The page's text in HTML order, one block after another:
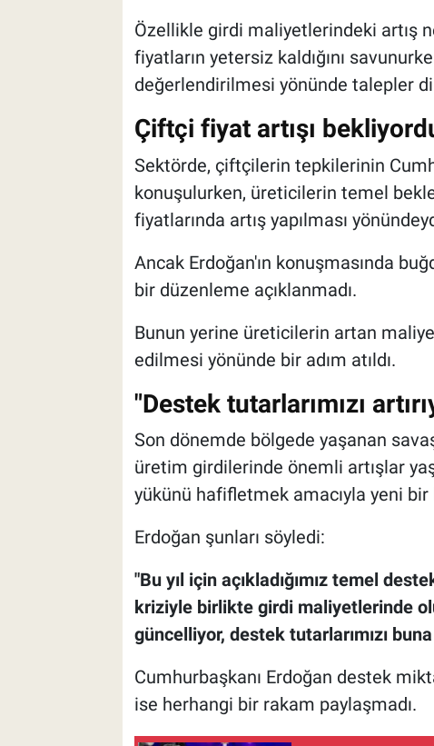
Özellikle girdi maliyetlerindeki artış
fiyatların yetersiz kaldığını
değerlendirilmesi yönünde talepler
Çiftçi fiyat artışı
Sektörde, çiftçilerin tepkilerinin
konuşulurken, üreticilerin temel
fiyatlarında artış yapılması
Ancak Erdoğan'ın konuşmasında
bir düzenleme açıklanmadı.
Bunun yerine üreticilerin artan
edilmesi yönünde bir adım atıldı.
"Destek tutarlarımızı
Son dönemde bölgede yaşanan
üretim girdilerinde önemli artışlar
yükünü hafifletmek amacıyla yeni bir
Erdoğan şunları söyledi:
"Bu yıl için açıkladığımız temel
kriziyle birlikte girdi maliyetlerinde
güncelliyor, destek tutarlarımızı
Cumhurbaşkanı Erdoğan destek
ise herhangi bir rakam paylaşmadı.